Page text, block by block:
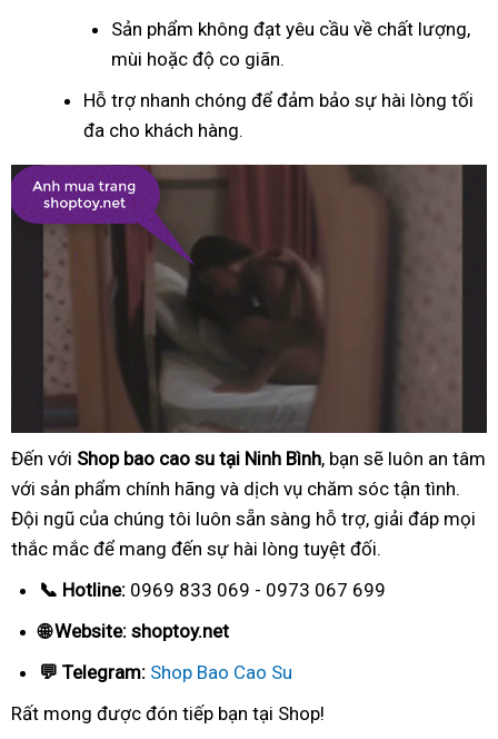
Sản phẩm không đạt yêu cầu về chất lượng,
mùi hoặc độ co giãn.
Hỗ trợ nhanh chóng để đảm bảo sự hài lòng tối
đa cho khách hàng.
Đến với Shop bao cao su tại Ninh Bình, bạn sẽ luôn an tâm
với sản phẩm chính hãng và dịch vụ chăm sóc tận tình.
Đội ngũ của chúng tôi luôn sẵn sàng hỗ trợ, giải đáp mọi
thắc mắc để mang đến sự hài lòng tuyệt đối.
📞 Hotline: 0969 833 069 - 0973 067 699
🌐 Website: shoptoy.net
💬 Telegram: Shop Bao Cao Su
Rất mong được đón tiếp bạn tại Shop!